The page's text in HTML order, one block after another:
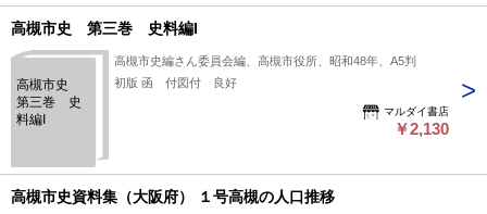
高槻市史 第三巻 史料編I
高槻市史
第三巻 史
料編I
高槻市史編さん委員会編、高槻市役所、昭和48年、A5判
初版 函 付図付 良好
マルダイ書店
￥2,130
高槻市史資料集（大阪府） １号高槻の人口推移